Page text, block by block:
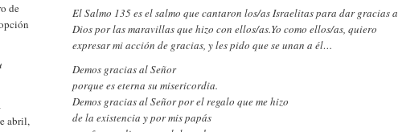
de
abril,
El Salmo 135 es el salmo que cantaron los/as Israelitas para dar gracias a
Dios por las maravillas que hizo con ellos/as.Yo como ellos/as, quiero
expresar mi acción de gracias, y les pido que se unan a él…
Demos gracias al Señor
porque es eterna su misericordia.
Demos gracias al Señor por el regalo que me hizo
de la existencia y por mis papás